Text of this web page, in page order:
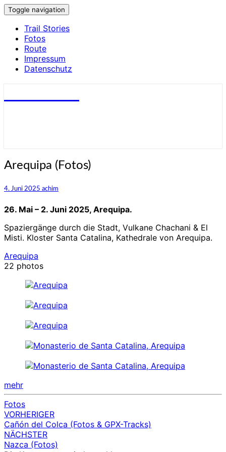
Toggle navigation
Trail Stories
Fotos
Route
Impressum
Datenschutz
Arequipa
(Fotos)
Arequipa (Fotos)
4. Juni 2025 achim
26. Mai – 2. Juni 2025, Arequipa.
Spaziergänge durch die Stadt, Vulkane Chachani & El
Misti. Kloster Santa Catalina, Kathedrale von Arequipa.
Arequipa
22 photos
mehr
Fotos
Beitragsnavigation
VORHERIGER
Cañón del Colca (Fotos & GPX-Tracks)
NÄCHSTER
Nazca (Fotos)